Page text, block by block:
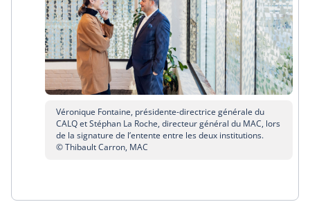
Véronique Fontaine, présidente-directrice générale du
CALQ et Stéphan La Roche, directeur général du MAC, lors
de la signature de l’entente entre les deux institutions.
© Thibault Carron, MAC